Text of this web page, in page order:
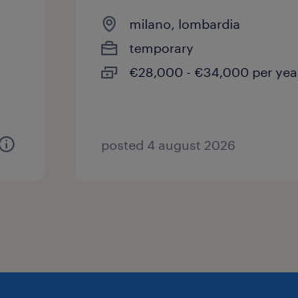
milano, lombardia
temporary
€28,000 - €34,000 per
posted 4 august 2026